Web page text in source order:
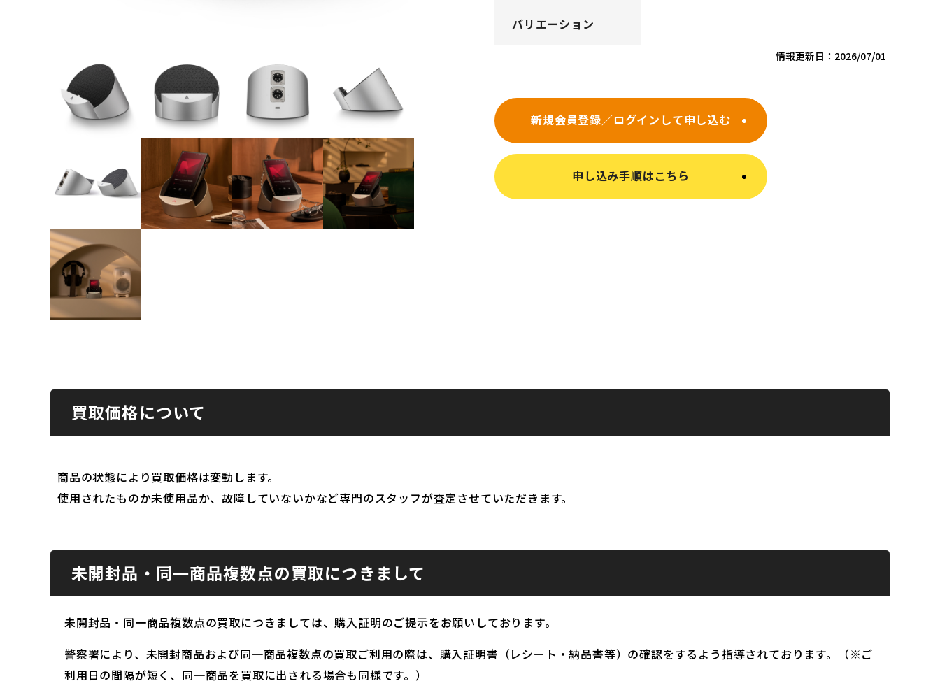
バリエーション
情報更新日： 2026/07/01
新規会員登録／ログインして申し込む
申し込み手順はこちら
買取価格について
商品の状態により買取価格は変動します。
使用されたものか未使用品か、故障していないかなど専門のスタッフが査定させていただきます。
未開封品・同一商品複数点の買取につきまして
未開封品・同一商品複数点の買取につきましては、購入証明のご提示をお願いしております。
警察署により、未開封商品および同一商品複数点の買取ご利用の際は、購入証明書（レシート・納品書等）の確認をするよう指導されております。（※ご
利用日の間隔が短く、同一商品を買取に出される場合も同様です。）